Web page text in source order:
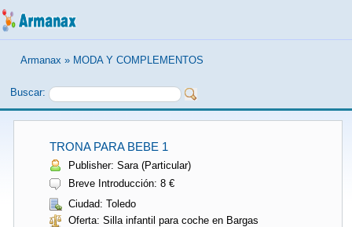
Armanax » MODA Y COMPLEMENTOS
Buscar:
TRONA PARA BEBE 1
Publisher: Sara (Particular)
Breve Introducción: 8 €
Ciudad: Toledo
Oferta: Silla infantil para coche en Bargas